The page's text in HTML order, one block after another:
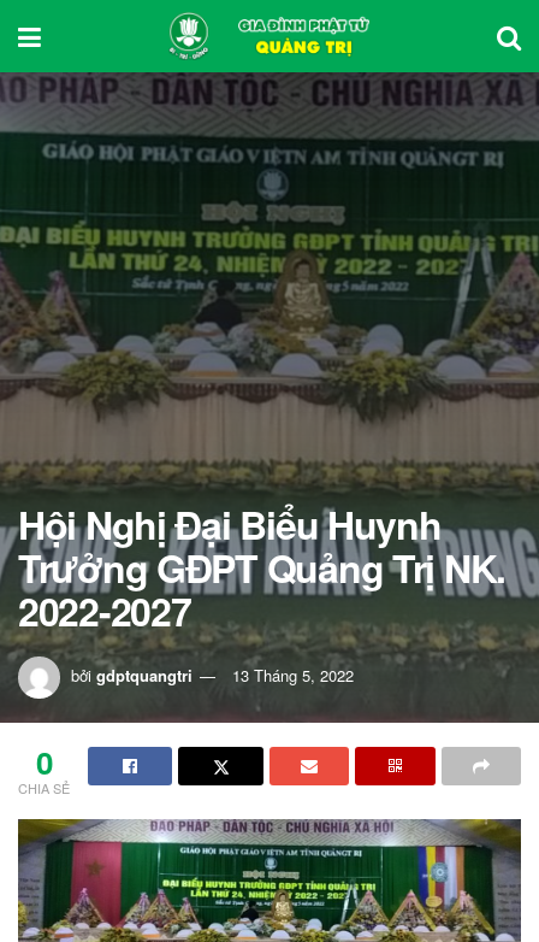
Hội Nghị Đại Biểu Huynh
Trưởng GĐPT Quảng Trị NK.
2022-2027
bởi gdptquangtri 13 Tháng 5, 2022
0
CHIA SẺ